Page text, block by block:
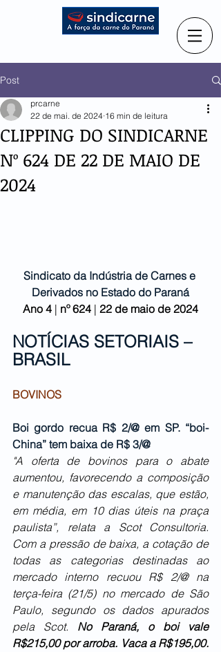
Post
CLIPPING DO SINDICARNE
Nº 624 DE 22 DE MAIO DE
2024
prcarne
22 de mai. de 2024 16 min de leitura
Sindicato da Indústria de Carnes e
Derivados no Estado do Paraná
Ano 4 | nº 624 | 22 de maio de 2024
NOTÍCIAS SETORIAIS –
BRASIL
BOVINOS
Boi gordo recua R$ 2/@ em SP. “boi-
China” tem baixa de R$ 3/@
"A oferta de bovinos para o abate
aumentou, favorecendo a composição
e manutenção das escalas, que estão,
em média, em 10 dias úteis na praça
paulista”, relata a Scot Consultoria.
Com a pressão de baixa, a cotação de
todas as categorias destinadas ao
mercado interno recuou R$ 2/@ na
terça-feira (21/5) no mercado de São
Paulo, segundo os dados apurados
pela Scot. No Paraná, o boi vale
R$215,00 por arroba. Vaca a R$195,00.